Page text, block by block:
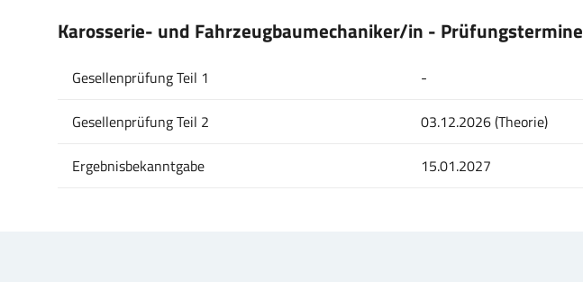
Karosserie- und Fahrzeugbaumechaniker/in - Prüfungstermine
Gesellenprüfung Teil 1 -
Gesellenprüfung Teil 2 03.12.2026 (Theorie)
Ergebnisbekanntgabe 15.01.2027